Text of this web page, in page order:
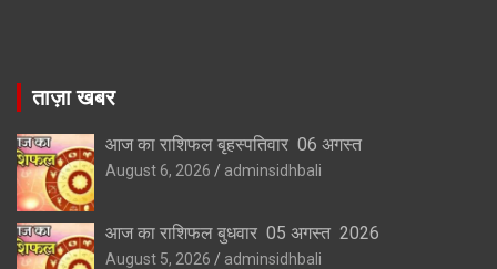
ताज़ा खबर
आज का राशिफल बृहस्पतिवार 06 अगस्त
August 6, 2026 adminsidhbali
आज का राशिफल बुधवार 05 अगस्त 2026
August 5, 2026 adminsidhbali